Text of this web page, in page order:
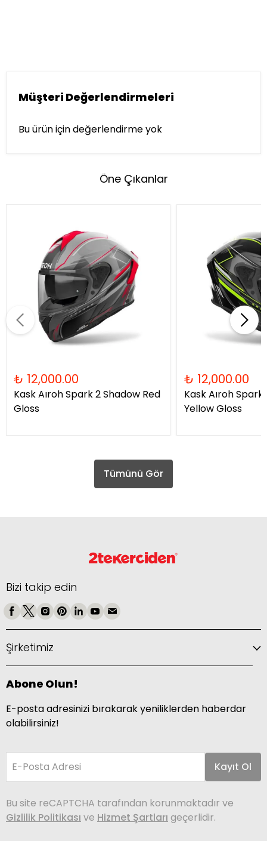
Müşteri Değerlendirmeleri
Bu ürün için değerlendirme yok
Öne Çıkanlar
₺ 12,000.00
Kask Aıroh Spark 2 Shadow Red
Gloss
₺ 12,000.00
Kask Aıroh
Yellow Gloss
Tümünü Gör
Bizi takip edin
Şirketimiz
Abone Olun!
E-posta adresinizi bırakarak yeniliklerden haberdar
olabilirsiniz!
E-Posta Adresi Kayıt Ol
Bu site reCAPTCHA tarafından korunmaktadır ve
Gizlilik Politikası ve Hizmet Şartları geçerlidir.